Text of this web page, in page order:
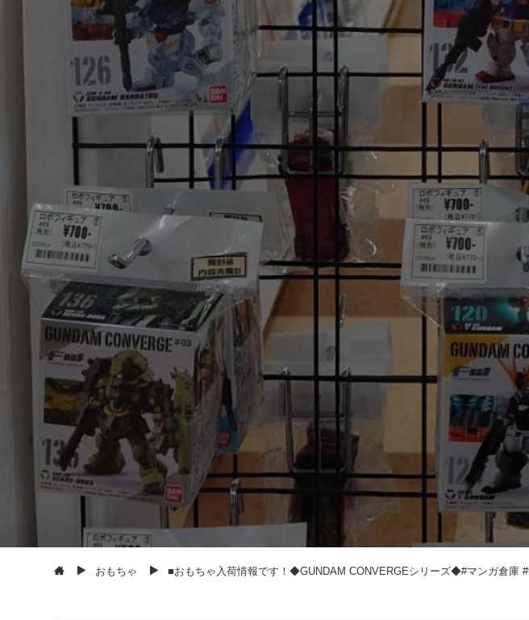
おもちゃ ■おもちゃ入荷情報です！◆GUNDAM CONVERGEシリーズ◆#マンガ倉庫